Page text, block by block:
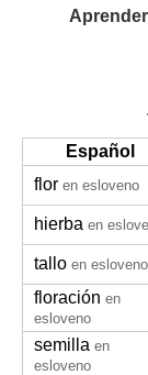
Español
flor en esloveno
hierba en
tallo en esloveno
floración en
esloveno
semilla en
esloveno